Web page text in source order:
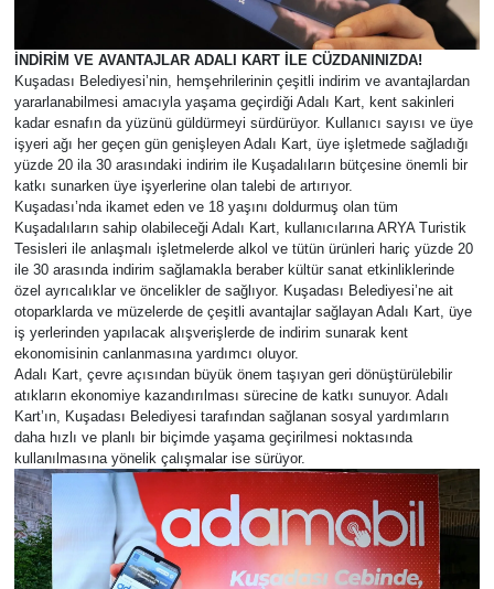
İNDİRİM VE AVANTAJLAR ADALI KART İLE CÜZDANINIZDA!
Kuşadası Belediyesi’nin, hemşehrilerinin çeşitli indirim ve avantajlardan
yararlanabilmesi amacıyla yaşama geçirdiği Adalı Kart, kent sakinleri
kadar esnafın da yüzünü güldürmeyi sürdürüyor. Kullanıcı sayısı ve üye
işyeri ağı her geçen gün genişleyen Adalı Kart, üye işletmede sağladığı
yüzde 20 ila 30 arasındaki indirim ile Kuşadalıların bütçesine önemli bir
katkı sunarken üye işyerlerine olan talebi de artırıyor.
Kuşadası’nda ikamet eden ve 18 yaşını doldurmuş olan tüm
Kuşadalıların sahip olabileceği Adalı Kart, kullanıcılarına ARYA Turistik
Tesisleri ile anlaşmalı işletmelerde alkol ve tütün ürünleri hariç yüzde 20
ile 30 arasında indirim sağlamakla beraber kültür sanat etkinliklerinde
özel ayrıcalıklar ve öncelikler de sağlıyor. Kuşadası Belediyesi’ne ait
otoparklarda ve müzelerde de çeşitli avantajlar sağlayan Adalı Kart, üye
iş yerlerinden yapılacak alışverişlerde de indirim sunarak kent
ekonomisinin canlanmasına yardımcı oluyor.
Adalı Kart, çevre açısından büyük önem taşıyan geri dönüştürülebilir
atıkların ekonomiye kazandırılması sürecine de katkı sunuyor. Adalı
Kart’ın, Kuşadası Belediyesi tarafından sağlanan sosyal yardımların
daha hızlı ve planlı bir biçimde yaşama geçirilmesi noktasında
kullanılmasına yönelik çalışmalar ise sürüyor.